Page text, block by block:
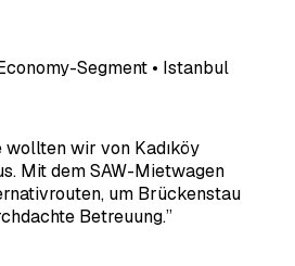
Segment • Istanbul
wollten wir von Kadıköy
Mit dem SAW-Mietwagen
um Brückenstau
Betreuung.”